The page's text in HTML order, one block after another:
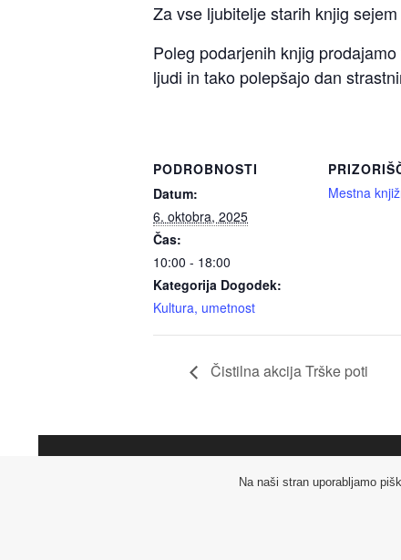
Za vse ljubitelje starih knjig
Poleg podarjenih knjig
ljudi in tako polepšajo dan
PODROBNOSTI
Datum:
6. oktobra, 2025
Čas:
10:00 - 18:00
Kategorija Dogodek:
Kultura, umetnost
Mestna
Čistilna akcija Trške poti
Na naši stran uporabljamo